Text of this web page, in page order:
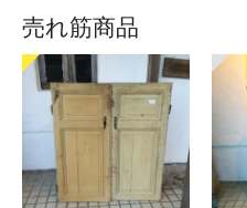
売れ筋商品